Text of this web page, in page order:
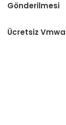
Gönderilmesi
Ücretsiz